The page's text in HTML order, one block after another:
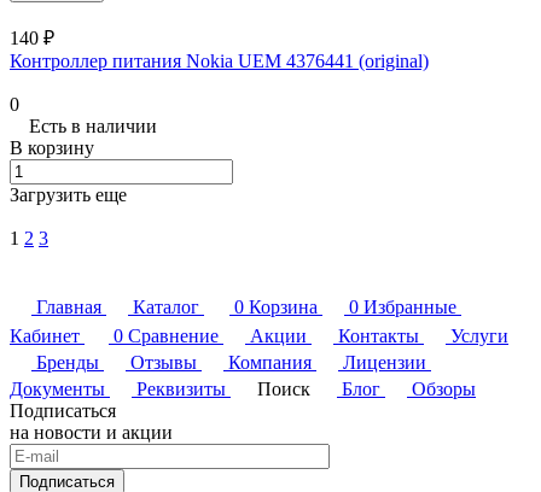
140 ₽
Контроллер питания Nokia UEM 4376441 (original)
0
Есть в наличии
В корзину
Загрузить еще
1 2 3
Главная Каталог 0 Корзина 0 Избранные
Кабинет
0 Сравнение Акции Контакты
Услуги
Бренды
Отзывы Компания
Лицензии
Документы
Реквизиты Поиск Блог
Обзоры
Подписаться
на новости и акции
Подписаться